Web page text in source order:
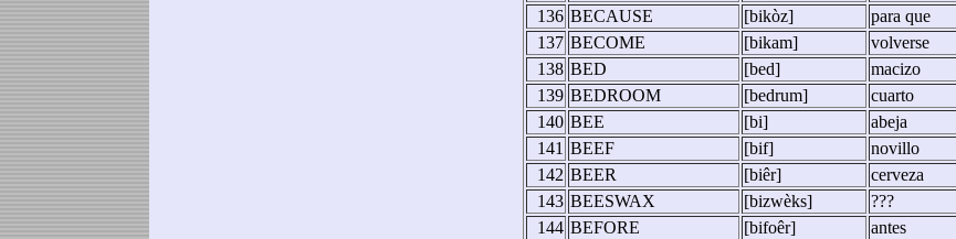
136 BECAUSE [bikòz]
para que
137 BECOME [bikam]
volverse
138 BED [bed]
macizo
139 BEDROOM [bedrum]
cuarto
140 BEE [bi]
abeja
141 BEEF [bif]
novillo
142 BEER [biêr]
cerveza
143 BEESWAX [bizwèks]
???
144 BEFORE [bifoêr] antes